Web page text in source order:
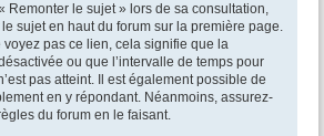
Remonter le sujet » lors de sa consultation,
le sujet en haut du forum sur la première page.
voyez pas ce lien, cela signifie que la
ou que l’intervalle de temps pour
pas atteint. Il est également possible de
en y répondant. Néanmoins, assurez-
du forum en le faisant.